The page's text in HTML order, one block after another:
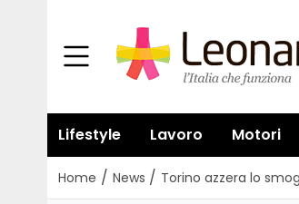
Lifestyle Lavoro Motori
Home / News / Torino azzera lo